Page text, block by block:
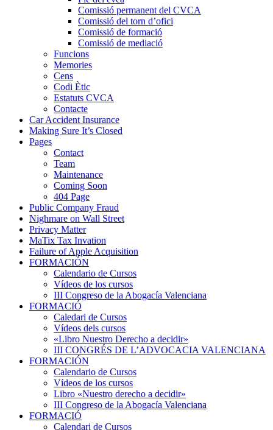
Comissió permanent del CVCA
Comissió del torn d’ofici
Comissió de formació
Comissió de mediació
Funcions
Memories
Cens
Codi Ètic
Estatuts CVCA
Contacte
Car Accident Insurance
Making Sure It’s Closed
Pages
Contact
Team
Maintenance
Coming Soon
404 Page
Public Company Fraud
Nighmare on Wall Street
Privacy Matter
MaTix Tax Invation
Failure of Apple Acquisition
FORMACIÓN
Calendario de Cursos
Vídeos de los cursos
III Congreso de la Abogacía Valenciana
FORMACIÓ
Caledari de Cursos
Vídeos dels cursos
«Libro Nuestro Derecho a decidir»
III CONGRÉS DE L’ADVOCACIA VALENCIANA
FORMACIÓN
Calendario de Cursos
Vídeos de los cursos
Libro «Nuestro derecho a decidir»
III Congreso de la Abogacía Valenciana
FORMACIÓ
Calendari de Cursos